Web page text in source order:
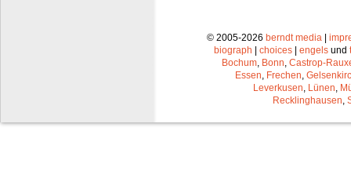
© 2005-2026 berndt media |
biograph | choices | engels und
Bochum Bonn Castrop-
Essen Frechen
Leverkusen Lünen
Recklinghausen